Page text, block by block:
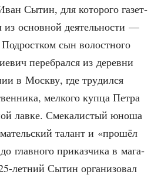
Сытин, для кото­ро­го газет­
из основ­ной дея­тель­но­сти —
сын волост­но­го
пере­брал­ся из дерев­ни
в Моск­ву, где тру­дил­ся
мел­ко­го куп­ца Пет­ра
лав­ке. Сме­ка­ли­стый юно­ша
талант и «про­шёл
глав­но­го при­каз­чи­ка в мага­
лет­ний Сытин орга­ни­зо­вал